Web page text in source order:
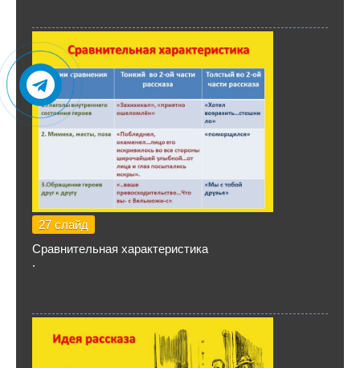
27 слайд
Сравнительная характеристика
.